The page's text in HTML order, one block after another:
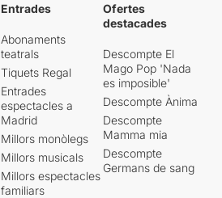
Entrades
Abonaments
teatrals
Tiquets Regal
Entrades
espectacles a
Madrid
Millors monòlegs
Millors musicals
Millors espectacles
familiars
Ofertes
destacades
Descompte El
Mago Pop 'Nada
es imposible'
Descompte Ànima
Descompte
Mamma mia
Descompte
Germans de sang